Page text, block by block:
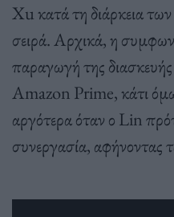
Xu κατά τη διάρκεια
σειρά. Αρχικά, η
παραγωγή της
Amazon Prime, κάτι
αργότερα όταν ο Lin
συνεργασία, αφήνοντας